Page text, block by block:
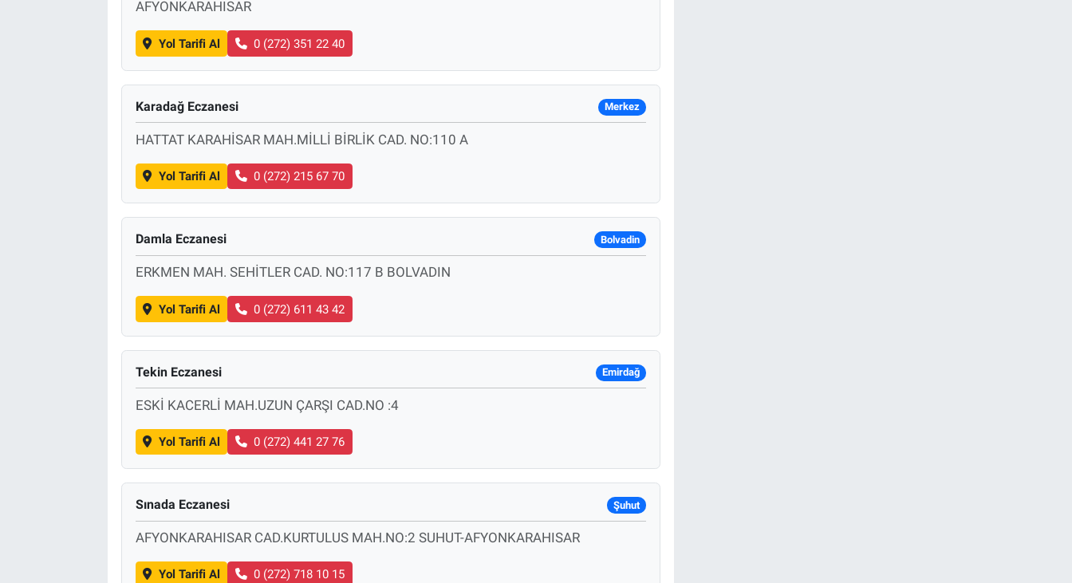
AFYONKARAHISAR
Yol Tarifi Al 0 (272) 351 22 40
Karadağ Eczanesi Merkez
HATTAT KARAHİSAR MAH.MİLLİ BİRLİK CAD. NO:110 A
Yol Tarifi Al 0 (272) 215 67 70
Damla Eczanesi Bolvadin
ERKMEN MAH. SEHİTLER CAD. NO:117 B BOLVADIN
Yol Tarifi Al 0 (272) 611 43 42
Tekin Eczanesi Emirdağ
ESKİ KACERLİ MAH.UZUN ÇARŞI CAD.NO :4
Yol Tarifi Al 0 (272) 441 27 76
Sınada Eczanesi Şuhut
AFYONKARAHISAR CAD.KURTULUS MAH.NO:2 SUHUT-AFYONKARAHISAR
Yol Tarifi Al 0 (272) 718 10 15